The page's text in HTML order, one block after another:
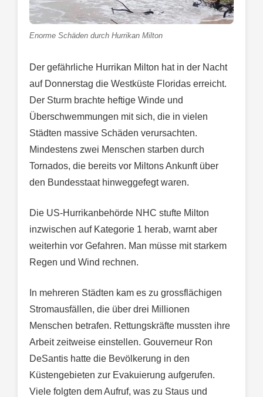
Enorme Schäden durch Hurrikan Milton
Der gefährliche Hurrikan Milton hat in der Nacht
auf Donnerstag die Westküste Floridas erreicht.
Der Sturm brachte heftige Winde und
Überschwemmungen mit sich, die in vielen
Städten massive Schäden verursachten.
Mindestens zwei Menschen starben durch
Tornados, die bereits vor Miltons Ankunft über
den Bundesstaat hinweggefegt waren.
Die US-Hurrikanbehörde NHC stufte Milton
inzwischen auf Kategorie 1 herab, warnt aber
weiterhin vor Gefahren. Man müsse mit starkem
Regen und Wind rechnen.
In mehreren Städten kam es zu grossflächigen
Stromausfällen, die über drei Millionen
Menschen betrafen. Rettungskräfte mussten ihre
Arbeit zeitweise einstellen. Gouverneur Ron
DeSantis hatte die Bevölkerung in den
Küstengebieten zur Evakuierung aufgerufen.
Viele folgten dem Aufruf, was zu Staus und